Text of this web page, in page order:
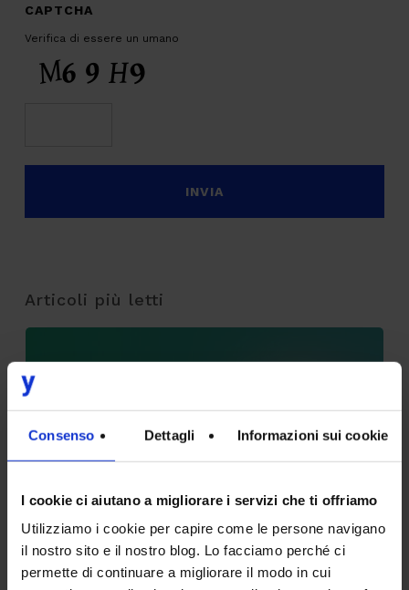
Consenso Dettagli Informazioni sui cookie
I cookie ci aiutano a migliorare i servizi che ti offriamo
Utilizziamo i cookie per capire come le persone navigano
il nostro sito e il nostro blog. Lo facciamo perché ci
permette di continuare a migliorare il modo in cui
CAPTCHA
Verifica di essere un umano
Articoli più letti
Tracking pixel email e nuove linee guida:
deadline al 29/10 per mettersi a norma
CodyLab, formazione senza confini: Italia e